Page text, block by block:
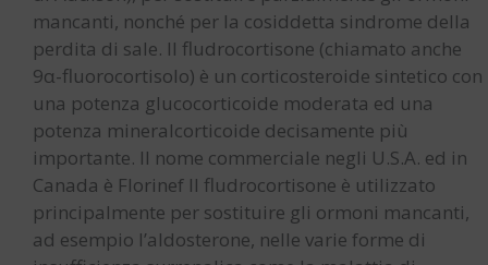
mancanti, nonché per la cosiddetta sindrome della
perdita di sale. Il fludrocortisone (chiamato anche
9α-fluorocortisolo) è un corticosteroide sintetico con
una potenza glucocorticoide moderata ed una
potenza mineralcorticoide decisamente più
importante. Il nome commerciale negli U.S.A. ed in
Canada è Florinef Il fludrocortisone è utilizzato
principalmente per sostituire gli ormoni mancanti,
ad esempio l’aldosterone, nelle varie forme di